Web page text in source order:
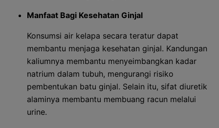
Manfaat Bagi Kesehatan Ginjal
Konsumsi air kelapa secara teratur dapat
membantu menjaga kesehatan ginjal. Kandungan
kaliumnya membantu menyeimbangkan kadar
natrium dalam tubuh, mengurangi risiko
pembentukan batu ginjal. Selain itu, sifat diuretik
alaminya membantu membuang racun melalui
urine.